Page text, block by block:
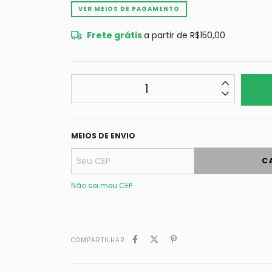
VER MEIOS DE PAGAMENTO
Frete grátisa partir de R$150,00
MEIOS DE ENVIO
Não sei meu CEP
COMPARTILHAR